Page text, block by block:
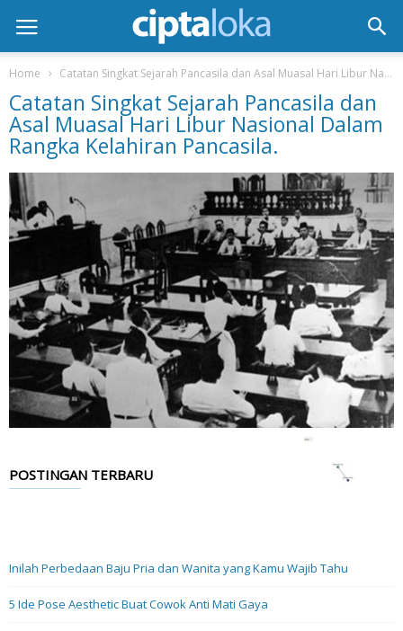
Home Catatan Singkat Sejarah Pancasila dan Asal Muasal Hari Libur Nasional Dalam Rangka Kelahiran Pancasila
Catatan Singkat Sejarah Pancasila dan
Asal Muasal Hari Libur Nasional Dalam
Rangka Kelahiran Pancasila.
POSTINGAN TERBARU
Inilah Perbedaan Baju Pria dan Wanita yang Kamu Wajib Tahu
5 Ide Pose Aesthetic Buat Cowok Anti Mati Gaya